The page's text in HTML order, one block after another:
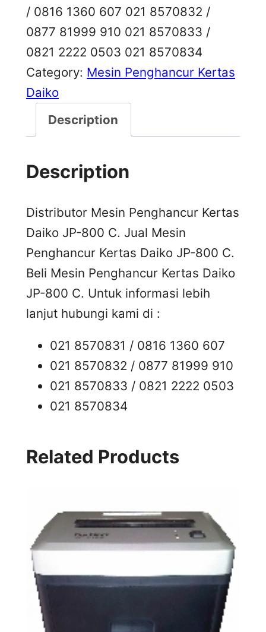
/ 0816 1360 607 021 8570832 /
0877 81999 910 021 8570833 /
0821 2222 0503 021 8570834
Category: Mesin Penghancur Kertas
Daiko
Description
Description
Distributor Mesin Penghancur Kertas
Daiko JP-800 C. Jual Mesin
Penghancur Kertas Daiko JP-800 C.
Beli Mesin Penghancur Kertas Daiko
JP-800 C. Untuk informasi lebih
lanjut hubungi kami di :
021 8570831 / 0816 1360 607
021 8570832 / 0877 81999 910
021 8570833 / 0821 2222 0503
021 8570834
Related Products